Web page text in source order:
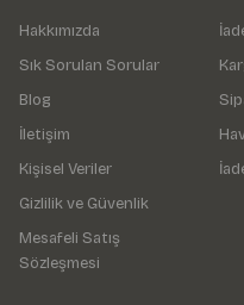
Hakkımızda
Sık Sorulan Sorular
Blog
İletişim
Kişisel Veriler
Gizlilik ve Güvenlik
Mesafeli Satış
Sözleşmesi